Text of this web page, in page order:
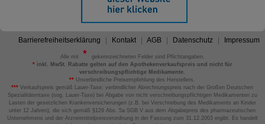
Barrierefreiheitserklärung Kontakt AGB Datenschutz Impressum
Alle mit
gekennzeichneten Felder sind Pflichtangaben.
*inkl. MwSt. Rabatte gelten auf den Apothekenverkaufspreis und nicht für
verschreibungspflichtige Medikamente.
** Unverbindliche Preisempfehlung des Herstellers.
*** Verkaufspreis gemäß Lauer-Taxe; verbindlicher Abrechnungspreis nach der Großen Deutschen
Spezialitätentaxe (sog. Lauer-Taxe) bei Abgabe von nicht verschreibungspflichtigen Medikamenten zu
Lasten der gesetzlichen Krankenversicherungen (z.B. bei Verschreibung des Medikaments an Kinder
unter 12 Jahren), die sich gemäß §129 Abs. 5a SGB V aus dem Abgabepreis des pharmazeutischen
Unternehmens und der Arzneimittelpreisverordnung in der Fassung zum 31.12.2003 ergibt. Es handelt